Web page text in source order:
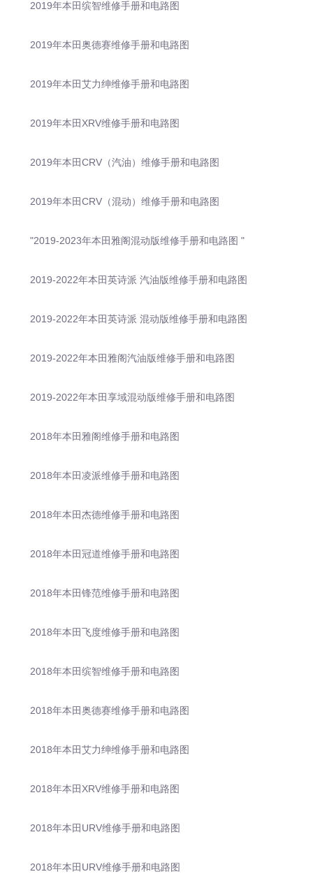
2019年本田缤智维修手册和电路图
2019年本田奥德赛维修手册和电路图
2019年本田艾力绅维修手册和电路图
2019年本田XRV维修手册和电路图
2019年本田CRV（汽油）维修手册和电路图
2019年本田CRV（混动）维修手册和电路图
"2019-2023年本田雅阁混动版维修手册和电路图 "
2019-2022年本田英诗派 汽油版维修手册和电路图
2019-2022年本田英诗派 混动版维修手册和电路图
2019-2022年本田雅阁汽油版维修手册和电路图
2019-2022年本田享域混动版维修手册和电路图
2018年本田雅阁维修手册和电路图
2018年本田凌派维修手册和电路图
2018年本田杰德维修手册和电路图
2018年本田冠道维修手册和电路图
2018年本田锋范维修手册和电路图
2018年本田飞度维修手册和电路图
2018年本田缤智维修手册和电路图
2018年本田奥德赛维修手册和电路图
2018年本田艾力绅维修手册和电路图
2018年本田XRV维修手册和电路图
2018年本田URV维修手册和电路图
2018年本田URV维修手册和电路图